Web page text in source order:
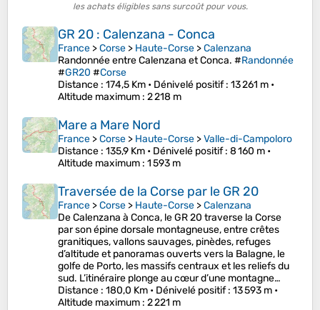
les achats éligibles sans surcoût pour vous.
GR 20 : Calenzana - Conca
France >Corse > Haute-Corse >Calenzana
Randonnée entre Calenzana et Conca. #Randonnée
#GR20 #Corse
Distance : 174,5 Km • Dénivelé positif: 13 261 m •
Altitude maximum : 2 218 m
Mare a Mare Nord
France >Corse > Haute-Corse >Valle-di-Campoloro
Distance : 135,9 Km • Dénivelé positif: 8 160 m •
Altitude maximum : 1 593 m
Traversée de la Corse par le GR 20
France >Corse > Haute-Corse >Calenzana
De Calenzana à Conca, le GR 20 traverse la Corse
par son épine dorsale montagneuse, entre crêtes
granitiques, vallons sauvages, pinèdes, refuges
d’altitude et panoramas ouverts vers la Balagne, le
golfe de Porto, les massifs centraux et les reliefs du
sud. L’itinéraire plonge au cœur d’une montagne…
Distance : 180,0 Km • Dénivelé positif: 13 593 m •
Altitude maximum : 2 221 m